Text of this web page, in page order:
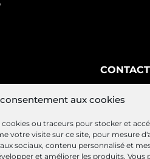
aux cookies
ou traceurs pour stocker et
votre visite sur ce site, pour mesure
sociaux, contenu personnalisé et
et améliorer les produits, Vous
CONTACT
AtelierD
88200
03 29 22 34